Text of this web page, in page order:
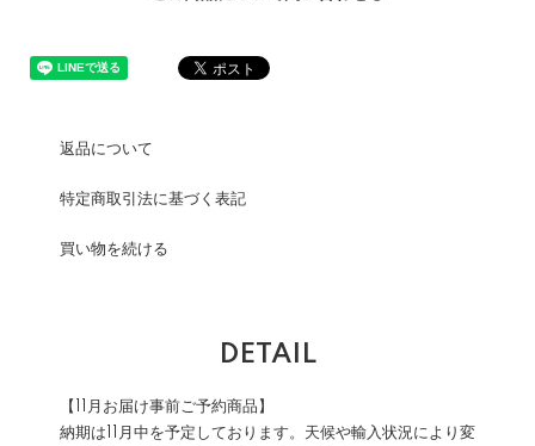
返品について
特定商取引法に基づく表記
買い物を続ける
DETAIL
【11月お届け事前ご予約商品】
納期は11月中を予定しております。天候や輸入状況により変